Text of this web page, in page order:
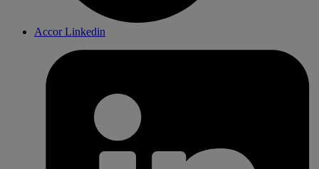
Accor Linkedin